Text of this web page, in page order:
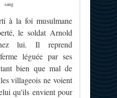
sang
à la foi musulmane
le soldat Arnold
lui. Il reprend
léguée par ses
bien que mal de
villageois ne voient
qu'ils envient pour